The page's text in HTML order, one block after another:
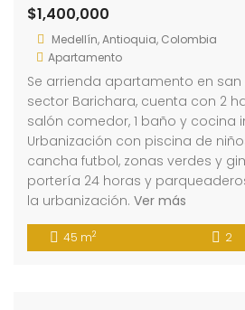
$1,400,000
Medellín, Antioquia, Colombia
Apartamento
Se arrienda apartamento en
sector Barichara, cuenta con 2
salón comedor, 1 baño y cocina
Urbanización con piscina de
cancha futbol, zonas verdes y
portería 24 horas y
la urbanización. Ver más
45 m2 2